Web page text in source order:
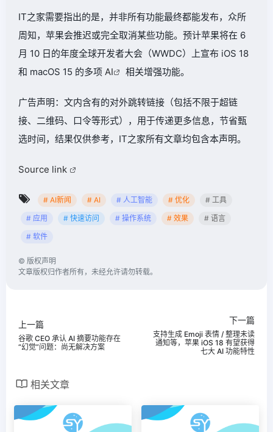
IT之家需要指出的是，并非所有功能最终都能发布，众所
周知，苹果会推迟或完全取消某些功能。预计苹果将在 6
月 10 日的年度全球开发者大会（WWDC）上宣布 iOS 18
和 macOS 15 的多项 AI 相关增强功能。
广告声明：文内含有的对外跳转链接（包括不限于超链
接、二维码、口令等形式），用于传递更多信息，节省甄
选时间，结果仅供参考，IT之家所有文章均包含本声明。
Source link
# AI新闻 # AI # 人工智能 # 优化
# 工具
# 应用
# 快速访问 # 操作系统 # 效果
# 语言
# 软件
© 版权声明
文章版权归作者所有，未经允许请勿转载。
上一篇
谷歌 CEO 承认 AI 摘要功能存在
“幻觉”问题：尚无解决方案
下一篇
支持生成 Emoji 表情 / 整理未读
通知等，苹果 iOS 18 有望获得
七大 AI 功能特性
相关文章